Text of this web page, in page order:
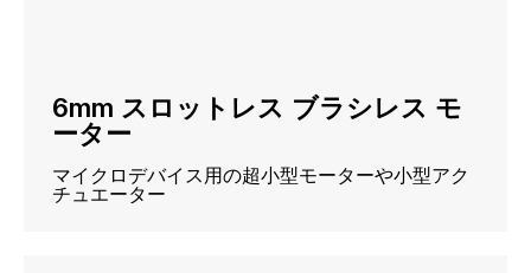
6mm スロットレス ブラシレス モ
ーター
マイクロデバイス用の超小型モーターや小型アク
チュエーター